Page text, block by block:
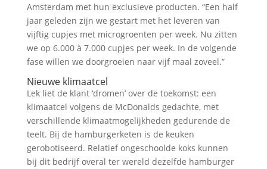
Amsterdam met hun exclusieve producten. “Een half
jaar geleden zijn we gestart met het leveren van
vijftig cupjes met microgroenten per week. Nu zitten
we op 6.000 à 7.000 cupjes per week. In de volgende
fase willen we doorgroeien naar vijf maal zoveel.”
Nieuwe klimaatcel
Lek liet de klant ‘dromen’ over de toekomst: een
klimaatcel volgens de McDonalds gedachte, met
verschillende klimaatmogelijkheden gedurende de
teelt. Bij de hamburgerketen is de keuken
gerobotiseerd. Relatief ongeschoolde koks kunnen
bij dit bedrijf overal ter wereld dezelfde hamburger